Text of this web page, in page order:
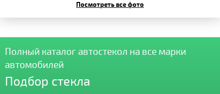
Посмотреть все фото
Полный каталог автостекол на все марки
автомобилей
Подбор стекла